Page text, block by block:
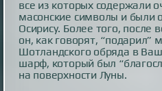
все из которых содержали
масонские символы и
Осирису. Более того,
он, как говорят, “подарил”
Шотландского обряда в
шарф, который был
на поверхности Луны.